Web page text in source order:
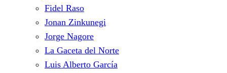
Fidel Raso
Jonan Zinkunegi
Jorge Nagore
La Gaceta del Norte
Luis Alberto García